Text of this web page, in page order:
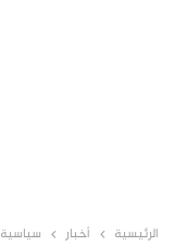
الرئيسية أخبار سياسية